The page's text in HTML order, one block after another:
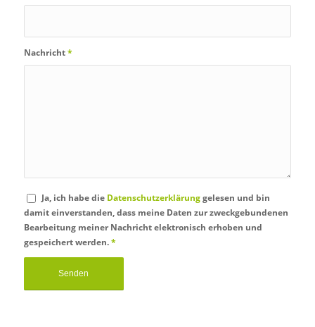
Nachricht*
Ja, ich habe die Datenschutzerklärunggelesen und bin
damit einverstanden, dass meine Daten zur zweckgebundenen
Bearbeitung meiner Nachricht elektronisch erhoben und
gespeichert werden.*